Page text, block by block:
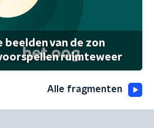
beelden van de zon
ruimteweer
Alle fragmenten